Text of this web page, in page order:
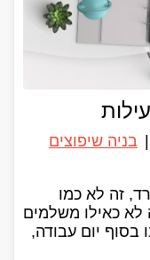
בניה שיפוצים
זה לא כמו
כאילו משלמים
יום עבודה,